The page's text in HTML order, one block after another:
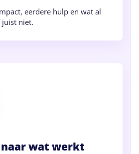
juist niet.
wat werkt